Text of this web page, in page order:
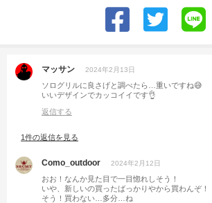
マッサン 2024年2月13日
ソログリルに良さげと調べたら…重いですね😅
いいデザインでカッコイイです👌
返信する
1件の返信を見る
Como_outdoor 2024年2月12日
おお！なんか見た目で一目惚れしそう！
いや、新しいの買ったばっかりやから買わんぞ！
そう！買わない…多分…ね